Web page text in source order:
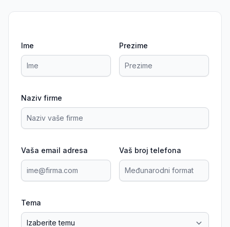
Ime Prezime
Naziv firme
Vaša email adresa Vaš broj telefona
Tema